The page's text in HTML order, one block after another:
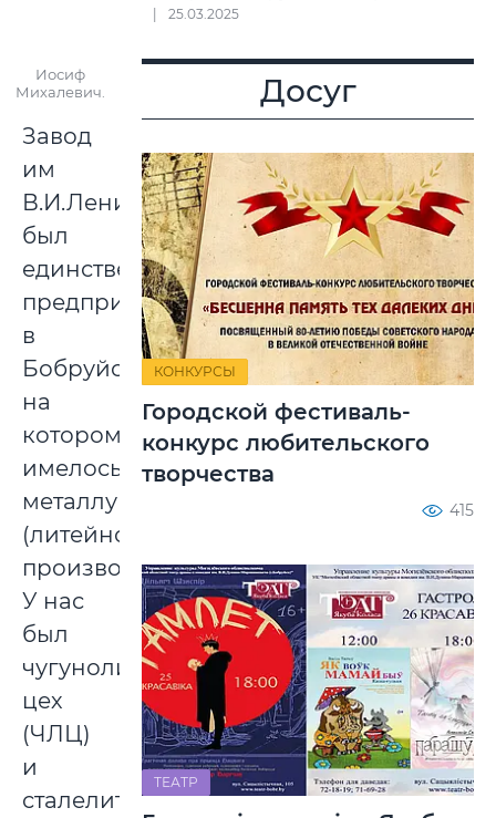
Иосиф
Михалевич.
Завод
им
В.И.Ленина
был
единственным
предприятием
в
Бобруйске,
на
котором
имелось
металлургическое
(литейное)
производство.
У нас
был
чугунолитейный
цех
(ЧЛЦ)
и
сталелитейный
25.03.2025
Досуг
КОНКУРСЫ
Городской фестиваль-
конкурс любительского
творчества
415
ТЕАТР